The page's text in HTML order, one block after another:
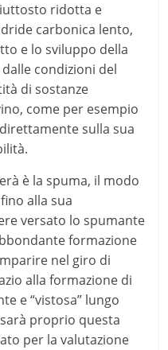
ridotta e
carbonica lento,
e lo sviluppo della
condizioni del
di sostanze
come per esempio
sulla sua
è la spuma, il modo
alla sua
versato lo spumante
formazione
nel giro di
alla formazione di
e “vistosa” lungo
proprio questa
per la valutazione